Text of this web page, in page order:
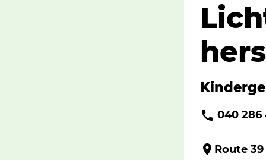
040 286
Route 39